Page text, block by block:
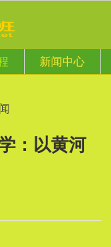
新闻中心
：以黄河